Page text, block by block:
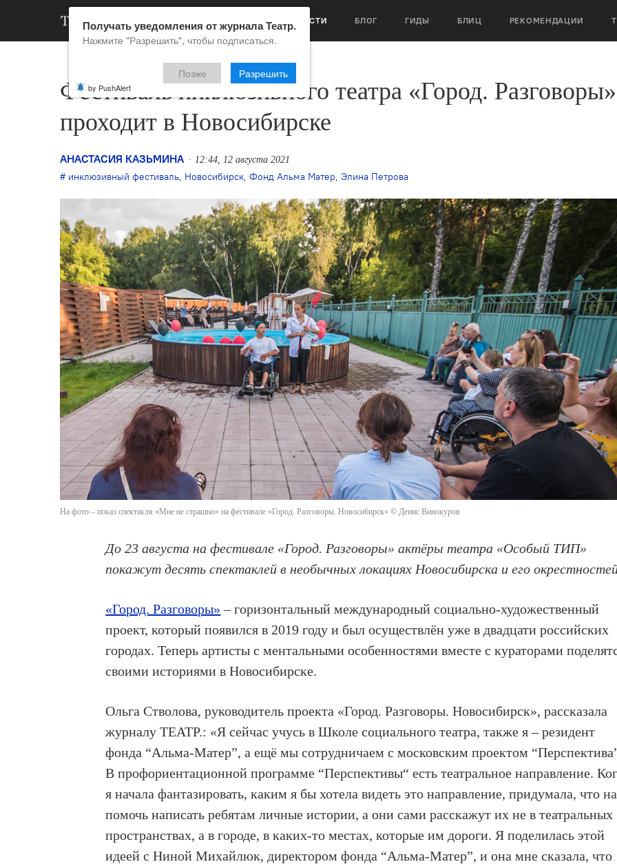
НОВОСТИ БЛОГ ГИДЫ БЛИЦ РЕКОМЕНДАЦИИ
Фестиваль инклюзивного театра «Город. Разговоры»
проходит в Новосибирске
АНАСТАСИЯ КАЗЬМИНА 12:44, 12 августа 2021
инклюзивный фестиваль, Новосибирск, Фонд Альма Матер, Элина Петрова
На фото – показ спектакля «Мне не страшно» на фестивале «Город. Разговоры. Новосибирск» © Денис Винокуров
До 23 августа на фестивале «Город. Разговоры» актёры театра «Особый ТИП»
покажут десять спектаклей в необычных локациях Новосибирска и его
«Город. Разговоры» – горизонтальный международный социально-художественный
проект, который появился в 2019 году и был осуществлён уже в двадцати российских
городах. Теперь артисты с ментальными особенностями вместе с кураторами
своими историями в Новосибирске.
Ольга Стволова, руководитель проекта «Город. Разговоры. Новосибирск», рассказала
журналу ТЕАТР.: «Я сейчас учусь в Школе социального театра, также я – резидент
фонда “Альма-Матер”, а ещё мы сотрудничаем с московским проектом
В профориентационной программе “Перспективы“ есть театральное направление.
я начала фантазировать, каким я бы хотела видеть это направление, придумала, что
помочь написать ребятам личные истории, а они сами расскажут их не в театральных
пространствах, а в городе, в каких-то местах, которые им дороги. Я поделилась этой
идеей с Ниной Михайлюк, директором фонда “Альма-Матер”, и она мне сказала, что
Получать уведомления от журнала Театр.
Нажмите "Разрешить", чтобы подписаться.
Позже Разрешить
by PushAlert